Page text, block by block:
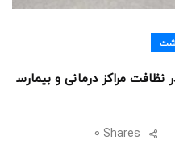
مراکز درمانی و بیمارس
Shares
0